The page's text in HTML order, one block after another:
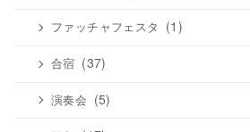
ファッチャフェスタ (1)
合宿 (37)
演奏会 (5)